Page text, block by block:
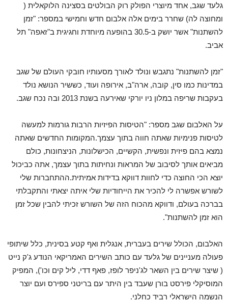
גלעד שגב, אחד מיוצרי הפולק רוק הבולטים בסצינה הלוקאלית (
ומחוצה לה) שחרר בימים אלה אלבום חדש וחמישי במספר: "זמן
להשתנות" אשר יושק ב-30.5 בהופעה מיוחדת וחגיגית ב"זאפה" תל
אביב.
"זמן להשתנות" נתגבש ונולד לאורך מסעותיו חובקי העולם של שגב
במדינות כמו סין, קובה, ארה"ב, אירופה ועוד, כששיר הנושא נולד
בעקבות שריפה במלון ניו יורקי שאירעה בשנת 2013 ובה נכח שגב.
על האלבום שגב מספר: "הטיסות הפיזיות הרבות גורמות למעשה
לטיסות פנימיות שאתה חווה בתוך עצמך.המקומות החדשים שאתה
נמצא בהם פיזית ונפשית, הקשיים, הכישלונות, הניצחונות, כולם
מביאים אותך לסיבוב של המראות ונחיתות בתוך עצמך, אתה כביכול
יוצא הכי החוצה כדי לחוות דווקא בדידות אמיתית.ההתחברות שלי
לשורש אפשרה לי להכיר את הייחודיות שלי איתה יצאתי והתקבלתי
בברכה בעולם, ודווקא מהכוח הזה של השורש זכיתי להבין שכל זמן
הוא זמן להשתנות".
האלבום, הכולל שירים בעברית, אנגלית ואף קטע בסינית, כלל שיתופי
פעולה מעניינים של גלעד עם כותב השירים האמריקאי הנודע ג'ק נייט
( שיצר שירים בין השאר לג'ניפר לופז, פאף דדי, ליל קים וכו'), המפיק
המוסיקלי פירסט בורן שעבד בין היתר עם בריטני ספירס ועם יוצר
הנשמה הישראלי רביד כחלני.